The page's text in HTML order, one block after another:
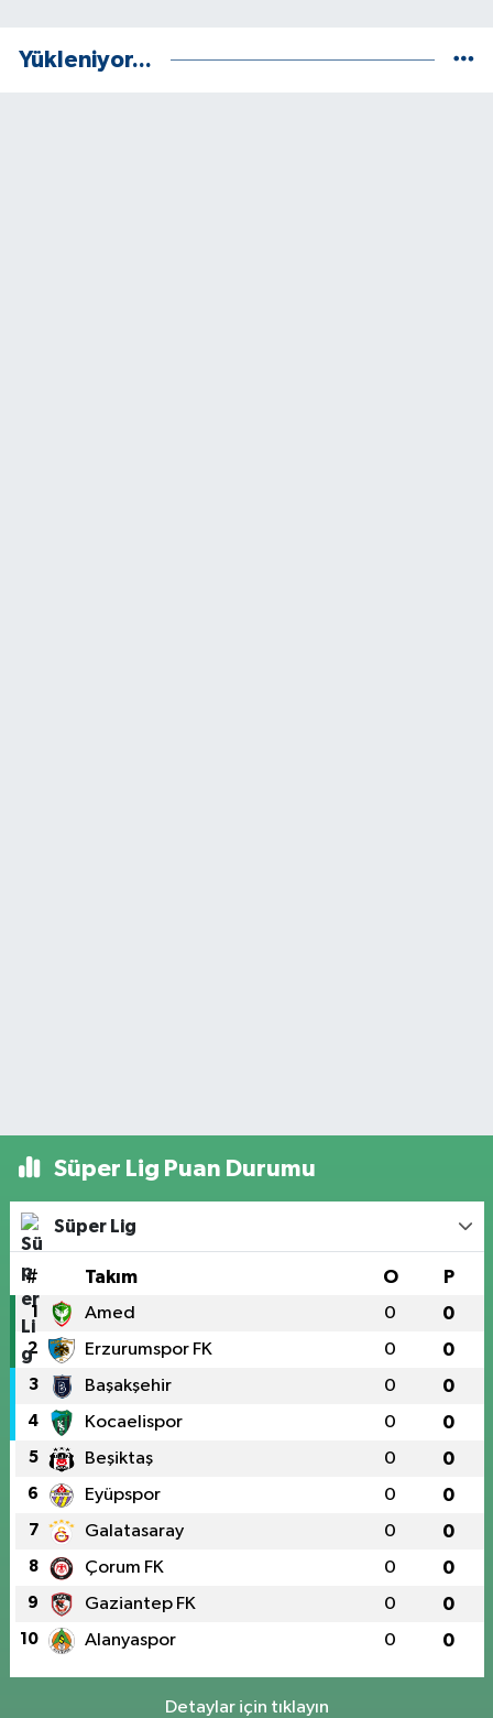
Yükleniyor...
Süper Lig Puan Durumu
Süper Lig
# Takım O P
1 Amed 0 0
2 Erzurumspor FK 0 0
3 Başakşehir 0 0
4 Kocaelispor 0 0
5 Beşiktaş 0 0
6 Eyüpspor 0 0
7 Galatasaray 0 0
8 Çorum FK 0 0
9 Gaziantep FK 0 0
10 Alanyaspor 0 0
Detaylar için tıklayın